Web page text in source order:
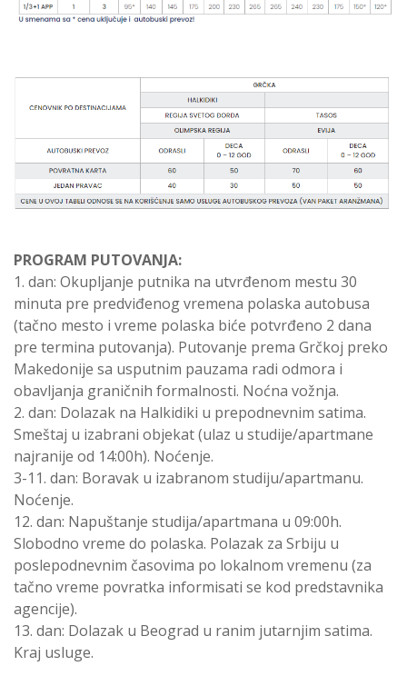
PROGRAM PUTOVANJA:
1. dan: Okupljanje putnika na utvrđenom mestu 30
minuta pre predviđenog vremena polaska autobusa
(tačno mesto i vreme polaska biće potvrđeno 2 dana
pre termina putovanja). Putovanje prema Grčkoj preko
Makedonije sa usputnim pauzama radi odmora i
obavljanja graničnih formalnosti. Noćna vožnja.
2. dan: Dolazak na Halkidiki u prepodnevnim satima.
Smeštaj u izabrani objekat (ulaz u studije/apartmane
najranije od 14:00h). Noćenje.
3-11. dan: Boravak u izabranom studiju/apartmanu.
Noćenje.
12. dan: Napuštanje studija/apartmana u 09:00h.
Slobodno vreme do polaska. Polazak za Srbiju u
poslepodnevnim časovima po lokalnom vremenu (za
tačno vreme povratka informisati se kod predstavnika
agencije).
13. dan: Dolazak u Beograd u ranim jutarnjim satima.
Kraj usluge.